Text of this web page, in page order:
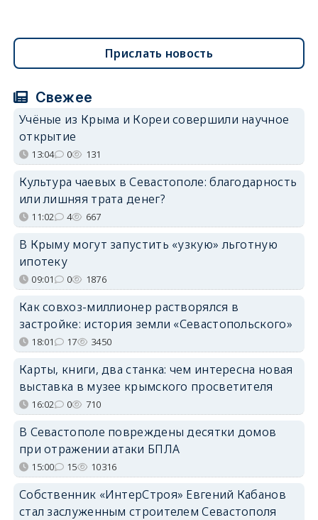
Прислать новость
Свежее
Учёные из Крыма и Кореи совершили научное
открытие
13:04 0 131
Культура чаевых в Севастополе: благодарность
или лишняя трата денег?
11:02 4 667
В Крыму могут запустить «узкую» льготную
ипотеку
09:01 0 1876
Как совхоз-миллионер растворялся в
застройке: история земли «Севастопольского»
18:01 17 3450
Карты, книги, два станка: чем интересна новая
выставка в музее крымского просветителя
16:02 0 710
В Севастополе повреждены десятки домов
при отражении атаки БПЛА
15:00 15 10316
Собственник «ИнтерСтроя» Евгений Кабанов
стал заслуженным строителем Севастополя